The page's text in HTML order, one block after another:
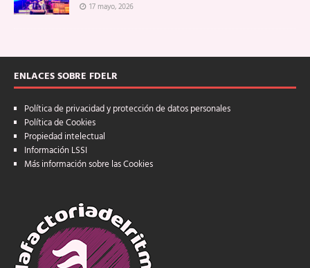
17 mayo, 2026
ENLACES SOBRE FDELR
Política de privacidad y protección de datos personales
Política de Cookies
Propiedad intelectual
Información LSSI
Más información sobre las Cookies